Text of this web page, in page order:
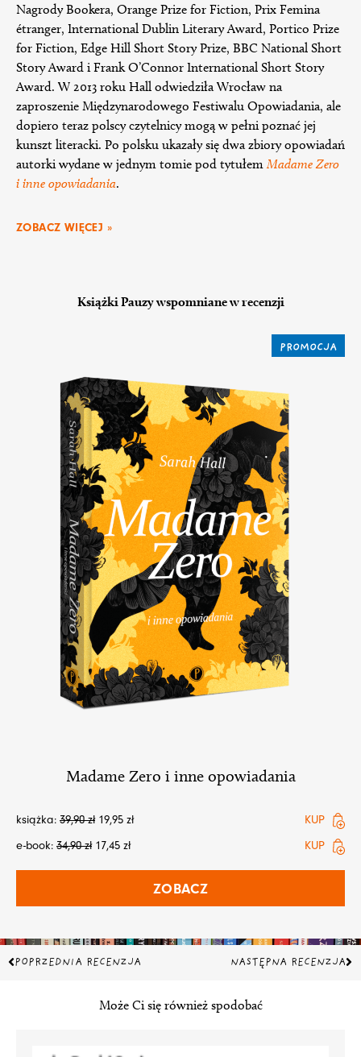
Nagrody Bookera, Orange Prize for Fiction, Prix Femina
étranger, International Dublin Literary Award, Portico Prize
for Fiction, Edge Hill Short Story Prize, BBC National Short
Story Award i Frank O’Connor International Short Story
Award. W 2013 roku Hall odwiedziła Wrocław na
zaproszenie Międzynarodowego Festiwalu Opowiadania, ale
dopiero teraz polscy czytelnicy mogą w pełni poznać jej
kunszt literacki. Po polsku ukazały się dwa zbiory opowiadań
autorki wydane w jednym tomie pod tytułem Madame Zero
i inne opowiadania.
ZOBACZ WIĘCEJ »
Książki Pauzy wspomniane w recenzji
PROMOCJA
Madame Zero i inne opowiadania
książka: 39,90zł 19,95 zł
KUP
e-book: 34,90zł 17,45 zł KUP
ZOBACZ
Prev
POPRZEDNIA RECENZJA NASTĘPNA RECENZJA
Może Ci się również spodobać